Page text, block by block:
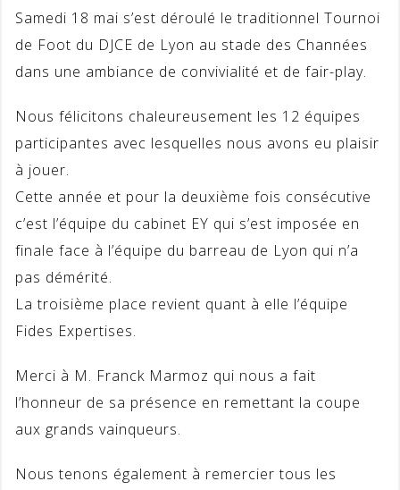
Samedi 18 mai s’est déroulé le traditionnel Tournoi
de Foot du DJCE de Lyon au stade des Channées
dans une ambiance de convivialité et de fair-play.
Nous félicitons chaleureusement les 12 équipes
participantes avec lesquelles nous avons eu plaisir
à jouer.
Cette année et pour la deuxième fois consécutive
c’est l’équipe du cabinet EY qui s’est imposée en
finale face à l’équipe du barreau de Lyon qui n’a
pas démérité.
La troisième place revient quant à elle l’équipe
Fides Expertises.
Merci à M. Franck Marmoz qui nous a fait
l’honneur de sa présence en remettant la coupe
aux grands vainqueurs.
Nous tenons également à remercier tous les